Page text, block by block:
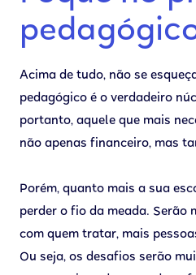
Acima de tudo, não se
pedagógico é o verdadeiro
portanto, aquele que mais
não apenas financeiro, mas
Porém, quanto mais a sua
perder o fio da meada. Serão
com quem tratar, mais
Ou seja, os desafios serão